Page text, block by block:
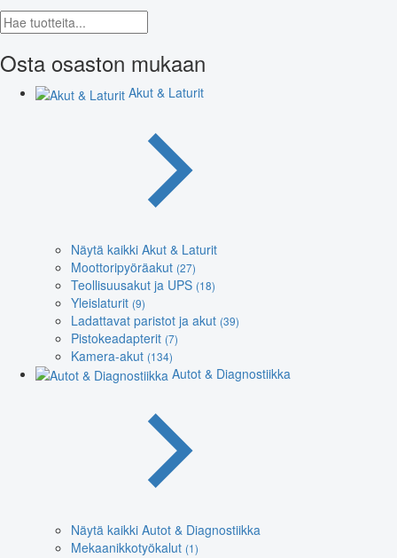
Osta osaston mukaan
Akut & Laturit
Näytä kaikki Akut & Laturit
Moottoripyöräakut (27)
Teollisuusakut ja UPS (18)
Yleislaturit (9)
Ladattavat paristot ja akut (39)
Pistokeadapterit (7)
Kamera-akut (134)
Autot & Diagnostiikka
Näytä kaikki Autot & Diagnostiikka
Mekaanikkotyökalut (1)